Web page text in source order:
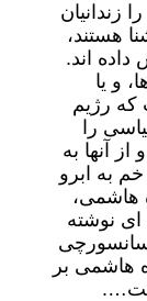
زندانیان
هستند،
اند.
و یا
رژیم
را
آنها به
به ابرو
هاشمی،
ای نوشته
هاشمی بر